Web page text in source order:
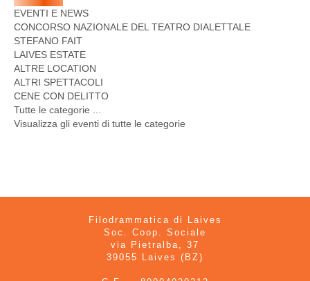
EVENTI E NEWS
CONCORSO NAZIONALE DEL TEATRO DIALETTALE
STEFANO FAIT
LAIVES ESTATE
ALTRE LOCATION
ALTRI SPETTACOLI
CENE CON DELITTO
Tutte le categorie ...
Visualizza gli eventi di tutte le categorie
Filodrammatica di Laives
Soc. Coop. Sociale
via Pietralba, 37
39055 Laives (BZ)